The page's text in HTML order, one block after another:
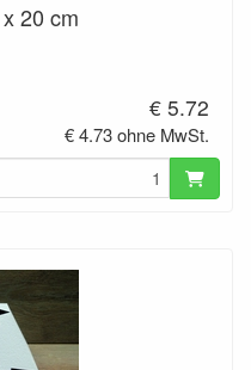
20 cm
€ 5.72
€ 4.73 ohne MwSt.